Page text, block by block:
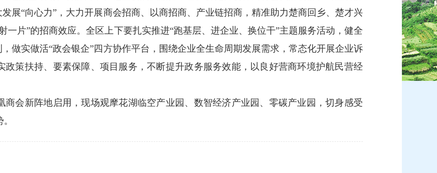
展“向心力”，大力开展商会招商、以商招商、产业链招商，精准助力楚商回乡、楚才兴
一片”的招商效应。全区上下要扎实推进“跑基层、进企业、换位干”主题服务活动，健全
做实做活“政会银企”四方协作平台，围绕企业全生命周期发展需求，常态化开展企业诉
政策扶持、要素保障、项目服务，不断提升政务服务效能，以良好营商环境护航民营经
新阵地启用，现场观摩花湖临空产业园、数智经济产业园、零碳产业园，切身感受